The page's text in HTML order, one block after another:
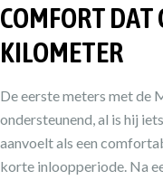
COMFORT DAT
KILOMETER
De eerste meters met de
ondersteunend, al is hij
aanvoelt als een
korte inloopperiode. Na